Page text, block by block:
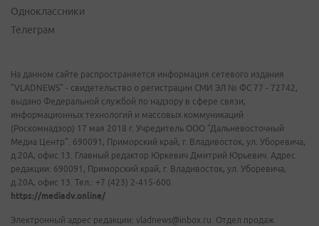
Одноклассники
Телеграм
На данном сайте распространяется информация сетевого издания
"VLADNEWS" - свидетельство о регистрации СМИ ЭЛ № ФС 77 - 72742,
выдано Федеральной службой по надзору в сфере связи,
информационных технологий и массовых коммуникаций
(Роскомнадзор) 17 мая 2018 г. Учредитель ООО "Дальневосточный
Медиа Центр". 690091, Приморский край, г. Владивосток, ул. Уборевича,
д.20А, офис 13. Главный редактор Юркевич Дмитрий Юрьевич. Адрес
редакции: 690091, Приморский край, г. Владивосток, ул. Уборевича,
д.20А, офис 13. Тел.: +7 (423) 2-415-600.
https://mediadv.online/
Электронный адрес редакции: vladnews@inbox.ru. Отдел продаж